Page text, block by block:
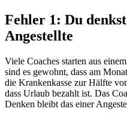
Fehler 1: Du
Angestellte
Viele Coaches starten aus
sind es gewohnt, dass am
die Krankenkasse zur Hälfte
dass Urlaub bezahlt ist. Das
Denken bleibt das einer